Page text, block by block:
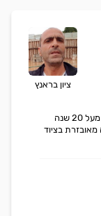
ציון בראנץ
'אקספרס שאיבות' בבעלות ציון בראנץ מתמחה כבר מעל 20 שנה
בציוד